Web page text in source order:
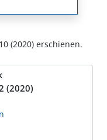
(2020) erschienen.
(2020)